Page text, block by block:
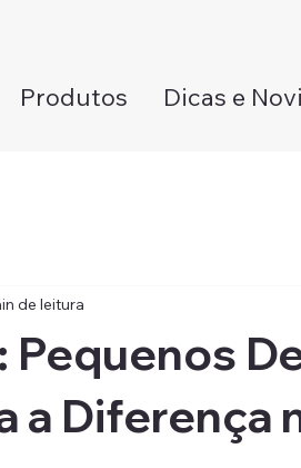
Produtos Dicas e
a Diferença
de leitura